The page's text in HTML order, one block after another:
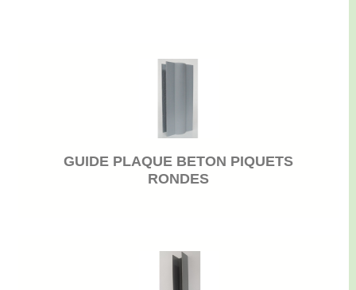
GUIDE PLAQUE BETON PIQUETS
RONDES